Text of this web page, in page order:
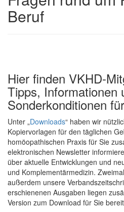
Beruf
Hier finden VKHD-
Tipps, Informationen
Sonderkonditionen
Unter „Downloads“ haben wir
Kopiervorlagen für den täglichen
homöopathischen Praxis für Sie
elektronischen Newsletter
über aktuelle Entwicklungen und
und Komplementärmedizin.
außerdem unsere
erschienenen Ausgaben liegen
Version zum Download für Sie